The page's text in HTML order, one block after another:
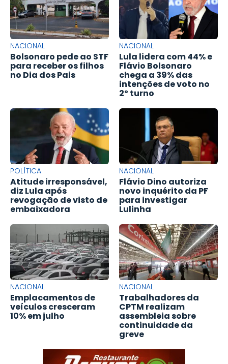
NACIONAL
Bolsonaro pede ao STF
para receber os filhos
no Dia dos Pais
NACIONAL
Lula lidera com 44% e
Flávio Bolsonaro
chega a 39% das
intenções de voto no
2º turno
POLÍTICA
Atitude irresponsável,
diz Lula após
revogação de visto de
embaixadora
NACIONAL
Flávio Dino autoriza
novo inquérito da PF
para investigar
Lulinha
NACIONAL
Emplacamentos de
veículos cresceram
10% em julho
NACIONAL
Trabalhadores da
CPTM realizam
assembleia sobre
continuidade da
greve